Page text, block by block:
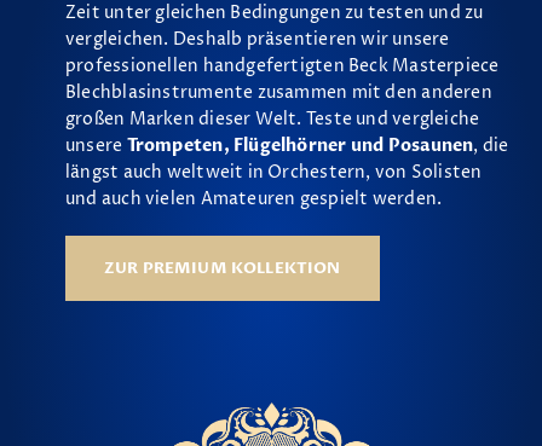
Zeit unter gleichen Bedingungen zu testen und zu
vergleichen. Deshalb präsentieren wir unsere
professionellen handgefertigten Beck Masterpiece
Blechblasinstrumente zusammen mit den anderen
großen Marken dieser Welt. Teste und vergleiche
unsere Trompeten, Flügelhörner und Posaunen, die
längst auch weltweit in Orchestern, von Solisten
und auch vielen Amateuren gespielt werden.
ZUR PREMIUM KOLLEKTION